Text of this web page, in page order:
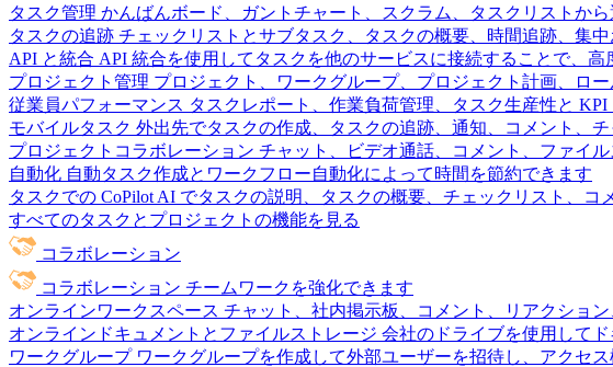
タスク管理 かんばんボード、ガントチャート、スクラム、タスクリストか
タスクの追跡 チェックリストとサブタスク、タスクの概要、時間追跡、集
API と統合 API 統合を使用してタスクを他のサービスに接続することで、高
プロジェクト管理 プロジェクト、ワークグループ、プロジェクト計画、ロ
従業員パフォーマンス タスクレポート、作業負荷管理、タスク生産性と KPI
モバイルタスク 外出先でタスクの作成、タスクの追跡、通知、コメント、
プロジェクトコラボレーション チャット、ビデオ通話、コメント、ファイ
自動化 自動タスク作成とワークフロー自動化によって時間を節約できます
タスクでの CoPilot AI でタスクの説明、タスクの概要、チェックリスト、コ
すべてのタスクとプロジェクトの機能を見る
コラボレーション
コラボレーション チームワークを強化できます
オンラインワークスペース チャット、社内掲示板、コメント、リアクショ
オンラインドキュメントとファイルストレージ 会社のドライブを使用して
ワークグループ ワークグループを作成して外部ユーザーを招待し、アクセ